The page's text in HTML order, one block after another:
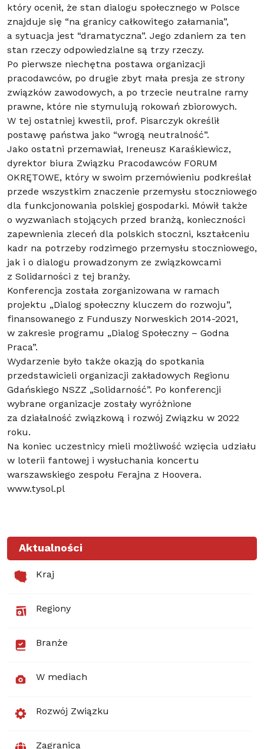
który ocenił, że stan dialogu społecznego w Polsce
znajduje się “na granicy całkowitego załamania”,
a sytuacja jest “dramatyczna”. Jego zdaniem za ten
stan rzeczy odpowiedzialne są trzy rzeczy.
Po pierwsze niechętna postawa organizacji
pracodawców, po drugie zbyt mała presja ze strony
związków zawodowych, a po trzecie neutralne ramy
prawne, które nie stymulują rokowań zbiorowych.
W tej ostatniej kwestii, prof. Pisarczyk określił
postawę państwa jako “wrogą neutralność”.
Jako ostatni przemawiał, Ireneusz Karaśkiewicz,
dyrektor biura Związku Pracodawców FORUM
OKRĘTOWE, który w swoim przemówieniu podkreślał
przede wszystkim znaczenie przemysłu stoczniowego
dla funkcjonowania polskiej gospodarki. Mówił także
o wyzwaniach stojących przed branżą, konieczności
zapewnienia zleceń dla polskich stoczni, kształceniu
kadr na potrzeby rodzimego przemysłu stoczniowego,
jak i o dialogu prowadzonym ze związkowcami
z Solidarności z tej branży.
Konferencja została zorganizowana w ramach
projektu „Dialog społeczny kluczem do rozwoju”,
finansowanego z Funduszy Norweskich 2014-2021,
w zakresie programu „Dialog Społeczny – Godna
Praca”.
Wydarzenie było także okazją do spotkania
przedstawicieli organizacji zakładowych Regionu
Gdańskiego NSZZ „Solidarność”. Po konferencji
wybrane organizacje zostały wyróżnione
za działalność związkową i rozwój Związku w 2022
roku.
Na koniec uczestnicy mieli możliwość wzięcia udziału
w loterii fantowej i wysłuchania koncertu
warszawskiego zespołu Ferajna z Hoovera.
www.tysol.pl
Aktualności
Kraj
Regiony
Branże
W mediach
Rozwój Związku
Zagranica